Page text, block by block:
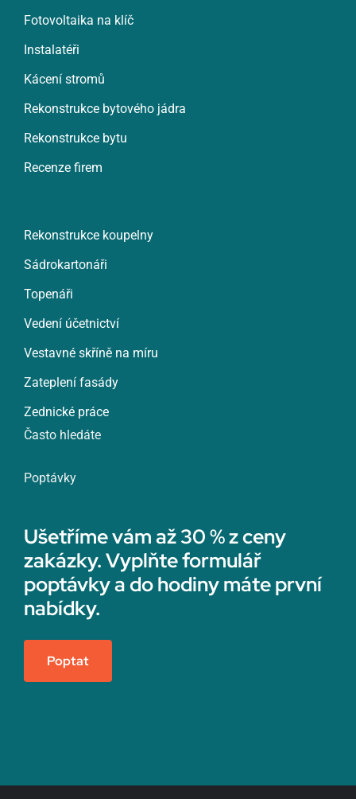
Fotovoltaika na klíč
Instalatéři
Kácení stromů
Rekonstrukce bytového jádra
Rekonstrukce bytu
Recenze firem
Rekonstrukce koupelny
Sádrokartonáři
Topenáři
Vedení účetnictví
Vestavné skříně na míru
Zateplení fasády
Zednické práce
Často hledáte
Poptávky
Ušetříme vám až 30 % z ceny
zakázky. Vyplňte formulář
poptávky a do hodiny máte první
nabídky.
Poptat